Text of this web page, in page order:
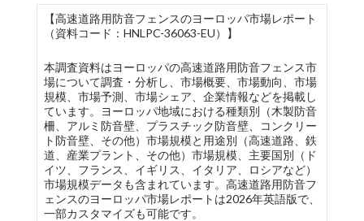
【高速道路用防音フェンスのヨーロッパ市場レポート
（資料コード：HNLPC-36063-EU）】
本調査資料はヨーロッパの高速道路用防音フェンス市
場について調査・分析し、市場概要、市場動向、市場
規模、市場予測、市場シェア、企業情報などを掲載し
ています。ヨーロッパ地域における種類別（木製防音
柵、アルミ防音壁、プラスチック防音壁、コンクリー
ト防音壁、その他）市場規模と用途別（高速道路、鉄
道、産業プラント、その他）市場規模、主要国別（ド
イツ、フランス、イギリス、イタリア、ロシアなど）
市場規模データも含まれています。高速道路用防音フ
ェンスのヨーロッパ市場レポートは2026年英語版で、
一部カスタマイズも可能です。